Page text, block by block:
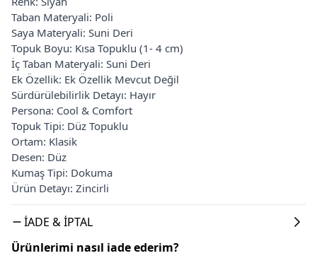
Taban Materyali: Poli
Saya Materyali: Suni Deri
Topuk Boyu: Kısa Topuklu (1- 4 cm)
İç Taban Materyali: Suni Deri
Ek Özellik: Ek Özellik Mevcut Değil
Sürdürülebilirlik Detayı: Hayır
Persona: Cool & Comfort
Topuk Tipi: Düz Topuklu
Ortam: Klasik
Desen: Düz
Kumaş Tipi: Dokuma
Ürün Detayı: Zincirli
İADE & İPTAL
Ürünlerimi nasıl iade ederim?